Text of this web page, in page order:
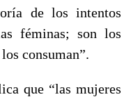
de los intentos
féminas; son los
consuman”.
que “las mujeres